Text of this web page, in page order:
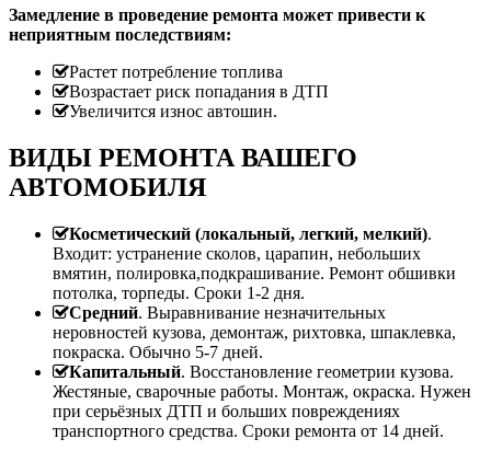
Замедление в проведение ремонта может привести к
неприятным последствиям:
Растет потребление топлива
Возрастает риск попадания в ДТП
Увеличится износ автошин.
ВИДЫ РЕМОНТА ВАШЕГО
АВТОМОБИЛЯ
Косметический (локальный, легкий, мелкий).
Входит: устранение сколов, царапин, небольших
вмятин, полировка,подкрашивание. Ремонт обшивки
потолка, торпеды. Сроки 1-2 дня.
Средний. Выравнивание незначительных
неровностей кузова, демонтаж, рихтовка, шпаклевка,
покраска. Обычно 5-7 дней.
Капитальный. Восстановление геометрии кузова.
Жестяные, сварочные работы. Монтаж, окраска. Нужен
при серьёзных ДТП и больших повреждениях
транспортного средства. Сроки ремонта от 14 дней.